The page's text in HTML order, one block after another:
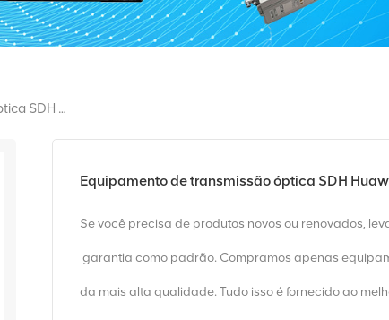
Equipamento De Transmissão Óptica SDH Huawei Metro 1000
Equipamento de transmissão óptica SDH
Se você precisa de produtos novos ou renovados,
garantia como padrão. Compramos apenas
da mais alta qualidade. Tudo isso é fornecido ao